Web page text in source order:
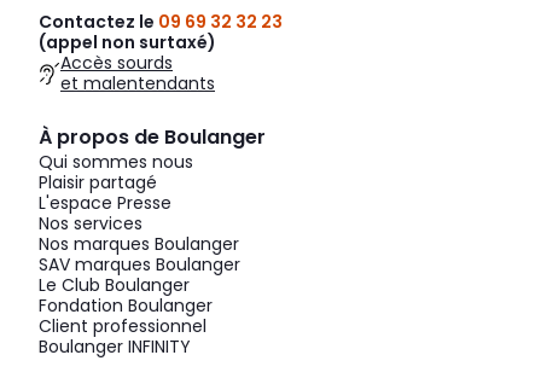
Contactez le 09 69 32 32 23
(appel non surtaxé)
Accès sourds
et malentendants
À propos de Boulanger
Qui sommes nous
Plaisir partagé
L'espace Presse
Nos services
Nos marques Boulanger
SAV marques Boulanger
Le Club Boulanger
Fondation Boulanger
Client professionnel
Boulanger INFINITY